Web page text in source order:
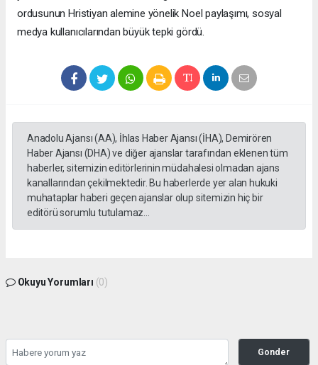
ordusunun Hristiyan alemine yönelik Noel paylaşımı, sosyal
medya kullanıcılarından büyük tepki gördü.
Anadolu Ajansı (AA), İhlas Haber Ajansı (İHA), Demirören
Haber Ajansı (DHA) ve diğer ajanslar tarafından eklenen tüm
haberler, sitemizin editörlerinin müdahalesi olmadan ajans
kanallarından çekilmektedir. Bu haberlerde yer alan hukuki
muhataplar haberi geçen ajanslar olup sitemizin hiç bir
editörü sorumlu tutulamaz...
Okuyu Yorumları (0)
Gonder